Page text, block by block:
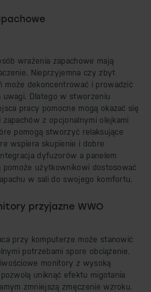
wrażenia zapachowe mają
Nieprzyjemna czy zbyt
może dekoncentrować i prowadzić
uwagi. Dlatego w stworzeniu
pracy pomocne mogą okazać się
z opcjonalnymi olejkami
pomogą stworzyć relaksujące
wspiera skupienie i dobre
dyfuzorów a panelem
pomoże użytkownikowi dostosować
w sali do swojego komfortu.
przyjazne WWO
przy komputerze może stanowić
potrzebami spore obciążenie.
monitory z wysoką
uniknąć efektu migotania
zmniejszą zmęczenie wzroku.